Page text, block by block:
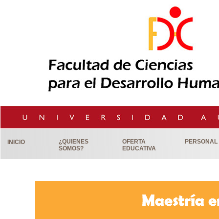
INICIO
¿QUIENES
SOMOS?
OFERTA
EDUCATIVA
PERSONAL